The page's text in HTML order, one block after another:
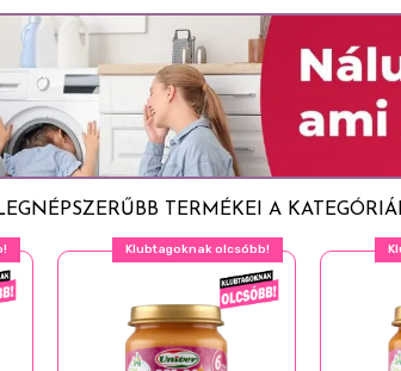
cserélje ki a terméket. A biztonsági
TERMÉKEI A
Klubtagoknak olcsóbb!